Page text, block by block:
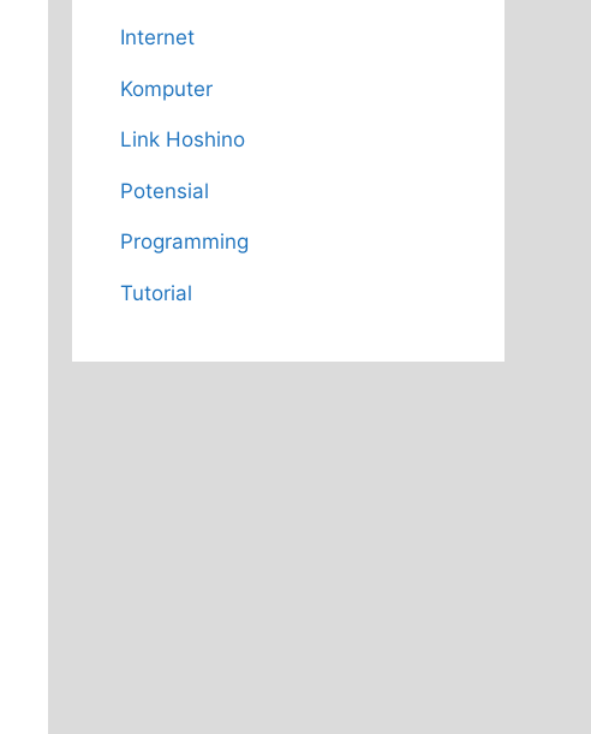
Internet
Komputer
Link Hoshino
Potensial
Programming
Tutorial